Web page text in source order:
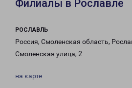
Филиалы в Рославле
РОСЛАВЛЬ
Россия, Смоленская область,
Смоленская улица, 2
на карте